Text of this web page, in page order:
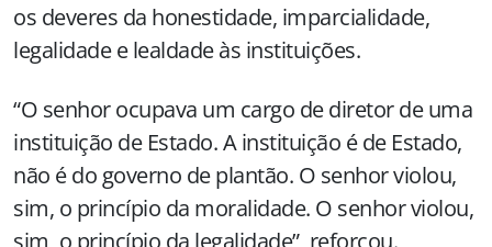
os deveres da honestidade, imparcialidade,
legalidade e lealdade às instituições.
“O senhor ocupava um cargo de diretor de uma
instituição de Estado. A instituição é de Estado,
não é do governo de plantão. O senhor violou,
sim, o princípio da moralidade. O senhor violou,
sim, o princípio da legalidade”, reforçou.